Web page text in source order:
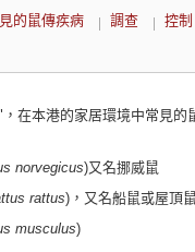
的鼠傳疾病 調查 控制
在本港的家居環境中常見的
norvegicus)又名挪威鼠
rattus)，又名船鼠或屋頂鼠
musculus)